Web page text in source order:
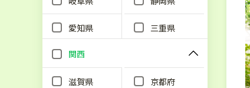
愛知県 三重県
関西
滋賀県 京都府